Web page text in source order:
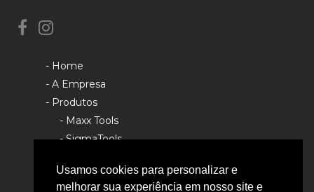
- Home
- A Empresa
- Produtos
- Maxx Tools
- SigmaTools
- Política de Privacidade
Usamos cookies para personalizar e
melhorar sua experiência em nosso site e